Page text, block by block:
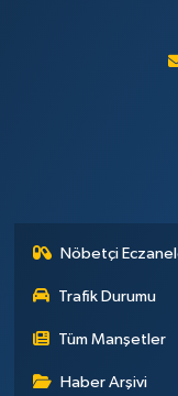
Nöbetçi
Trafik Durumu
Tüm Manşetler
Haber Arşivi